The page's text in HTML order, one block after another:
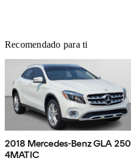
Recomendado para ti
2018 Mercedes-Benz GLA 250
4MATIC